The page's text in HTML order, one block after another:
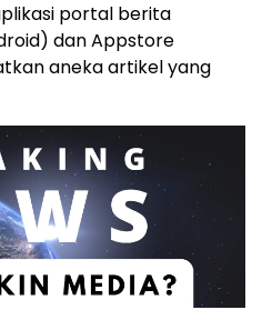
portal berita
dan Appstore
aneka artikel yang